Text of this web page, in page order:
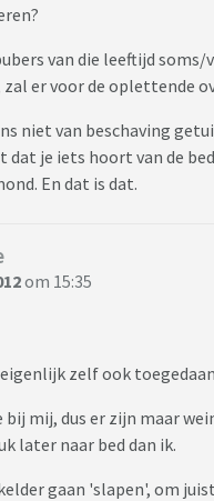
van die leeftijd
er voor de oplettende
niet van beschaving
dat je iets hoort van de
En dat is dat.
om 15:35
zelf ook
mij, dus er zijn maar
later naar bed dan ik.
gaan 'slapen', om